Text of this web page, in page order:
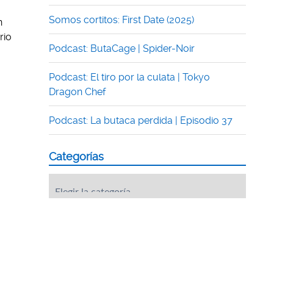
Somos cortitos: First Date (2025)
Podcast: ButaCage | Spider-Noir
Podcast: El tiro por la culata | Tokyo
Dragon Chef
Podcast: La butaca perdida | Episodio 37
Categorías